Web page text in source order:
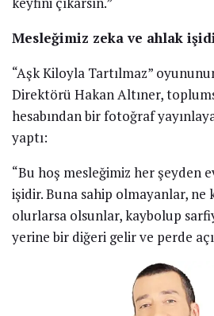
Mesleğimiz zeka ve ahlak
“Aşk Kiloyla Tartılmaz”
Direktörü Hakan Altıner,
hesabından bir fotoğraf
yaptı:
“Bu hoş mesleğimiz her şeyden
işidir. Buna sahip olmayanlar, ne
olurlarsa olsunlar, kaybolup
yerine bir diğeri gelir ve perde